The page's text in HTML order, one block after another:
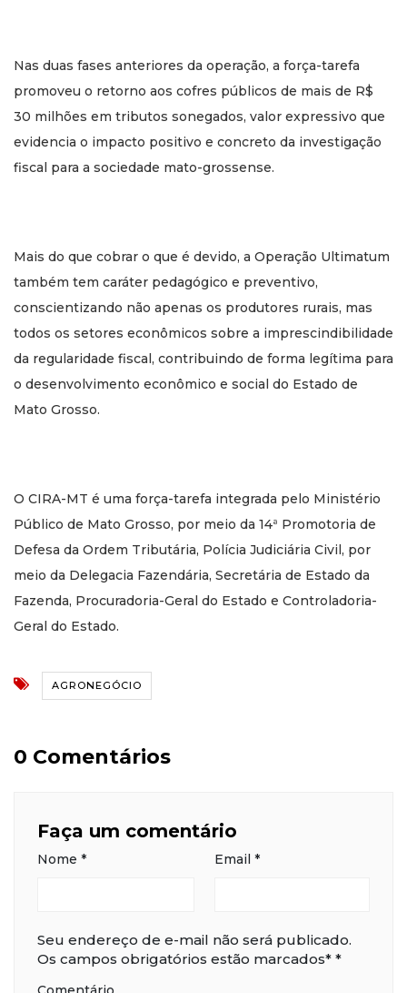
Nas duas fases anteriores da operação, a força-tarefa
promoveu o retorno aos cofres públicos de mais de R$
30 milhões em tributos sonegados, valor expressivo que
evidencia o impacto positivo e concreto da investigação
fiscal para a sociedade mato-grossense.
Mais do que cobrar o que é devido, a Operação Ultimatum
também tem caráter pedagógico e preventivo,
conscientizando não apenas os produtores rurais, mas
todos os setores econômicos sobre a imprescindibilidade
da regularidade fiscal, contribuindo de forma legítima para
o desenvolvimento econômico e social do Estado de
Mato Grosso.
O CIRA-MT é uma força-tarefa integrada pelo Ministério
Público de Mato Grosso, por meio da 14ª Promotoria de
Defesa da Ordem Tributária, Polícia Judiciária Civil, por
meio da Delegacia Fazendária, Secretária de Estado da
Fazenda, Procuradoria-Geral do Estado e Controladoria-
Geral do Estado.
AGRONEGÓCIO
0 Comentários
Faça um comentário
Nome * Email *
Seu endereço de e-mail não será publicado.
Os campos obrigatórios estão marcados* *